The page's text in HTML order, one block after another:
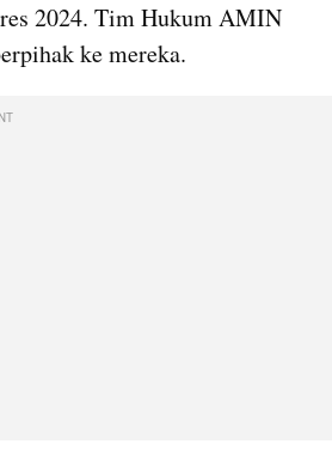
2024. Tim Hukum AMIN
ke mereka.